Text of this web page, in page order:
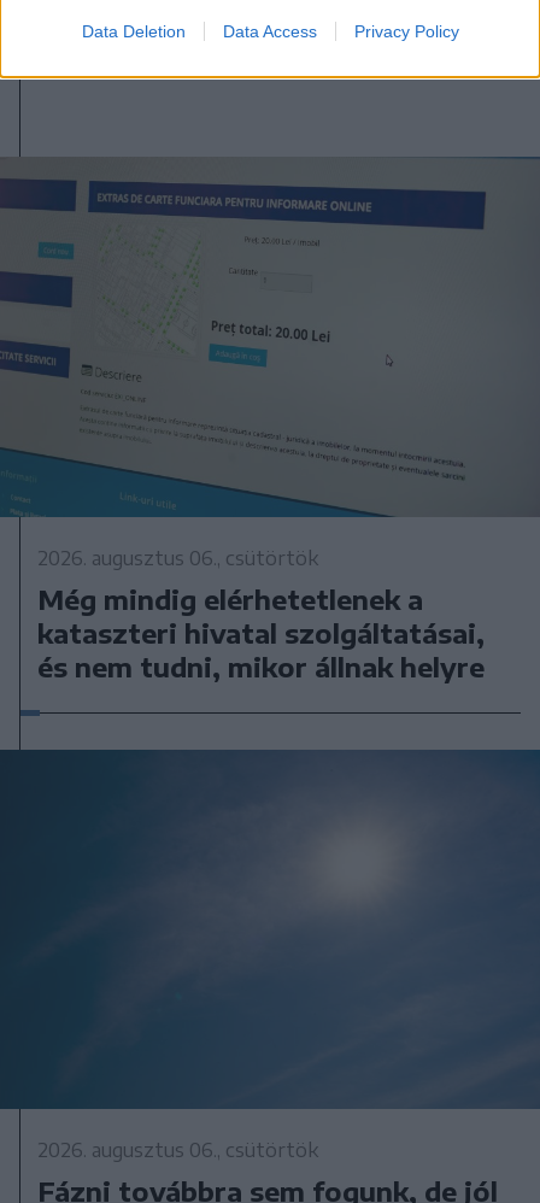
Data Deletion Data Access Privacy Policy
2026. augusztus 06., csütörtök
Még mindig elérhetetlenek a
kataszteri hivatal szolgáltatásai,
és nem tudni, mikor állnak helyre
2026. augusztus 06., csütörtök
Fázni továbbra sem fogunk, de jól